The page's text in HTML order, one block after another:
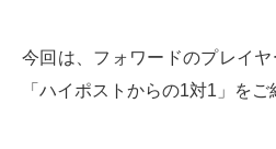
今回は、フォワードのプレイ
「ハイポストからの1対1」をご